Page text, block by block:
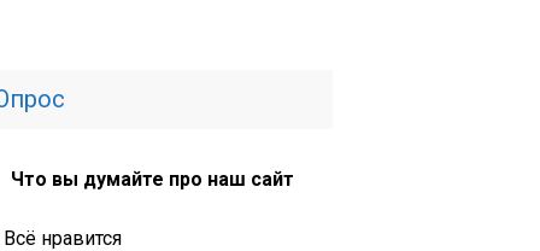
Что вы думайте про наш сайт
Всё нравится